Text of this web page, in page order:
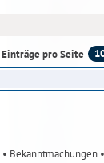
Einträge pro Seite
• Bekanntmachungen